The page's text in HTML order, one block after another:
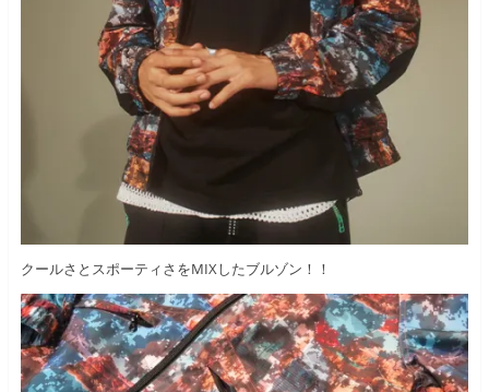
クールさとスポーティさをMIXしたブルゾン！！